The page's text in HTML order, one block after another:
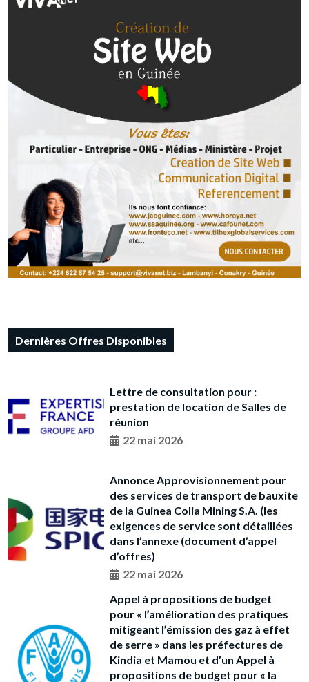
Dernières Offres Disponibles
Lettre de consultation pour :
prestation de location de Salles de
réunion
22 mai 2026
Annonce Approvisionnement pour
des services de transport de bauxite
de la Guinea Colia Mining S.A. (les
exigences de service sont détaillées
dans l’annexe (document d’appel
d’offres)
22 mai 2026
Appel à propositions de budget
pour « l’amélioration des pratiques
mitigeant l’émission des gaz à effet
de serre » dans les préfectures de
Kindia et Mamou et d’un Appel à
propositions de budget pour « la